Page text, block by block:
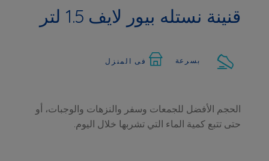
قنينة نستله بيور لايف 1.5 لتر
بسرعة فى المنزل
الحجم الأفضل للجمعات وسفر والنزهات والوجبات، أو
حتى تتبع كمية الماء التي تشربها خلال اليوم.